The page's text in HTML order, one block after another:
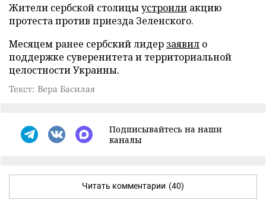
Жители сербской столицыустроили акцию
протеста против приезда Зеленского.
Месяцем ранее сербский лидер заявил о
поддержке суверенитета и территориальной
целостности Украины.
Текст: Вера Басилая
Подписывайтесь на наши
каналы
Читать комментарии (40)